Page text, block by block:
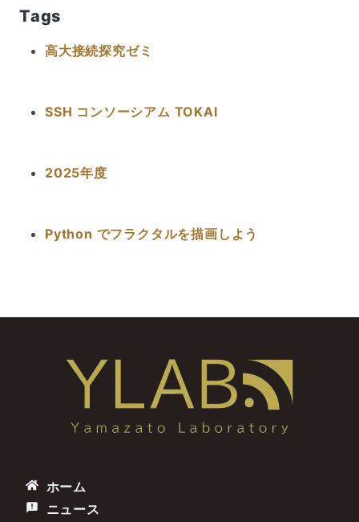
Tags
高大接続探究ゼミ
SSH コンソーシアム TOKAI
2025年度
Python でフラクタルを描画しよう
ホーム
ニュース